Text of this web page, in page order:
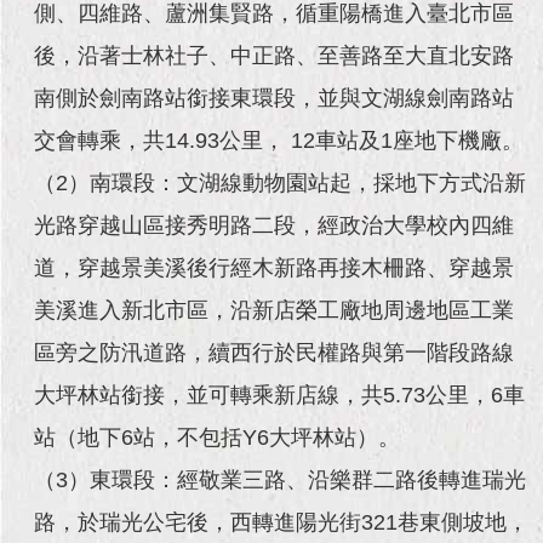
動
主
題
館
民
動
動
主
館
首
側、四維路、蘆洲集賢路，循重陽橋進入臺北市區
後，沿著士林社子、中正路、至善路至大直北安路
南側於劍南路站銜接東環段，並與文湖線劍南路站
交會轉乘，共14.93公里， 12車站及1座地下機廠。
（2）南環段：文湖線動物園站起，採地下方式沿新
光路穿越山區接秀明路二段，經政治大學校內四維
道，穿越景美溪後行經木新路再接木柵路、穿越景
美溪進入新北市區，沿新店榮工廠地周邊地區工業
區旁之防汛道路，續西行於民權路與第一階段路線
大坪林站銜接，並可轉乘新店線，共5.73公里，6車
站（地下6站，不包括Y6大坪林站）。
（3）東環段：經敬業三路、沿樂群二路後轉進瑞光
路，於瑞光公宅後，西轉進陽光街321巷東側坡地，